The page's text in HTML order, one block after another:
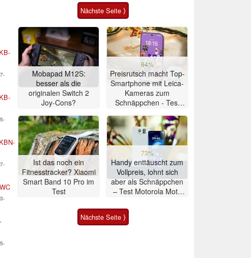
Nächste Seite ⟩
Mobapad M12S:
besser als die
originalen Switch 2
Joy-Cons?
84%
Preisrutsch macht Top-
Smartphone mit Leica-
Kameras zum
Schnäppchen - Test
Ist das noch ein
Fitnesstracker? Xiaomi
Smart Band 10 Pro im
Test
73%
Handy enttäuscht zum
Vollpreis, lohnt sich
aber als Schnäppchen
– Test Motorola Moto
Nächste Seite ⟩